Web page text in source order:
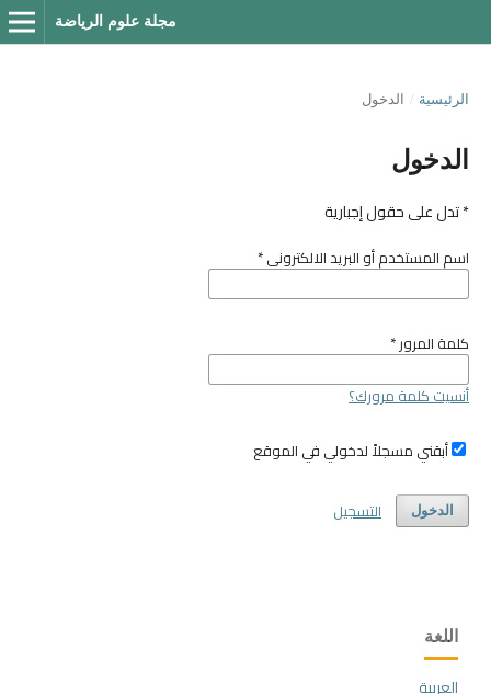
مجلة علوم الرياضة
الرئيسية / الدخول
الدخول
* تدل على حقول إجبارية
اسم المستخدم أو البريد الالكتروني*
كلمة المرور*
أنسيت كلمة مرورك؟
أبقني مسجلاً لدخولي في الموقع
الدخول التسجيل
اللغة
العربية